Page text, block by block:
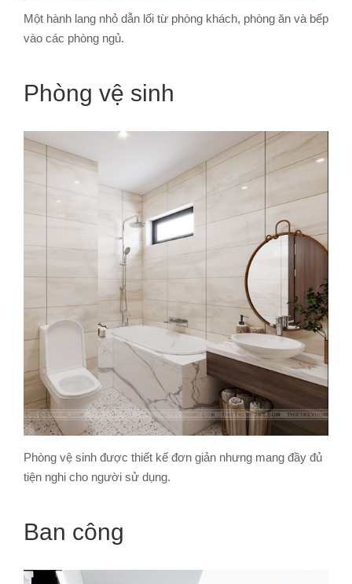
Một hành lang nhỏ dẫn lối từ phòng khách, phòng ăn và bếp
vào các phòng ngủ.
Phòng vệ sinh
Phòng vệ sinh được thiết kế đơn giản nhưng mang đầy đủ
tiện nghi cho người sử dụng.
Ban công